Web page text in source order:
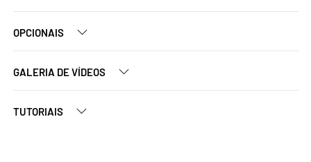
OPCIONAIS
GALERIA DE VÍDEOS
TUTORIAIS